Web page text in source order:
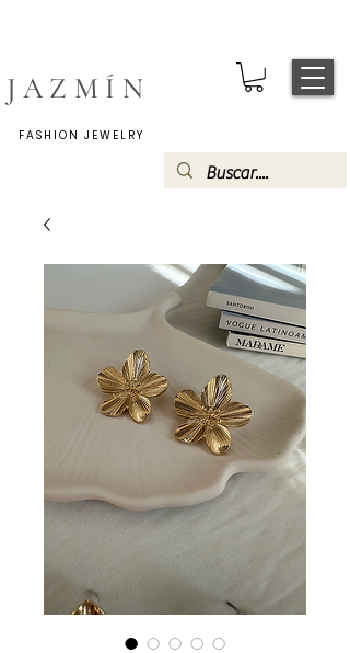
JAZMÍN
FASHION JEWELRY